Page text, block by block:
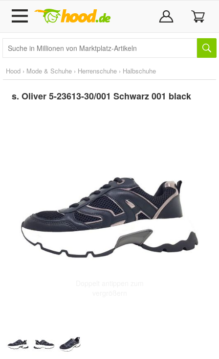
Hood › Mode & Schuhe › Herrenschuhe › Halbschuhe
s. Oliver 5-23613-30/001 Schwarz 001 black